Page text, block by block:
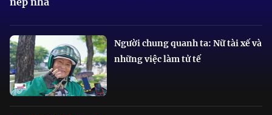
Người chung quanh ta: Nữ tài xế và
những việc làm tử tế